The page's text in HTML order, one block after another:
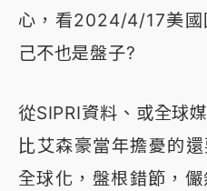
心，看2024/4/17美國
己不也是盤子?
從SIPRI資料、或全球
比艾森豪當年擔憂的
全球化，盤根錯節，